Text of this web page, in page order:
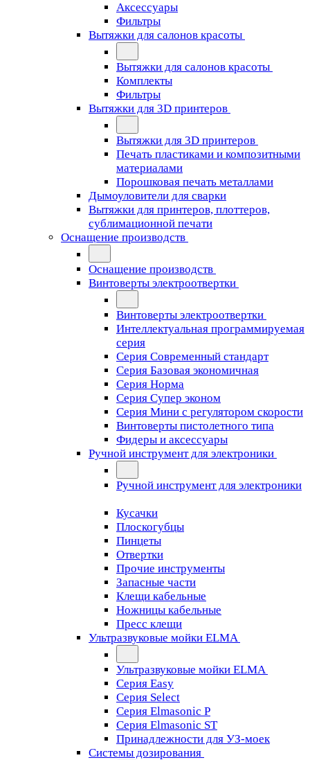
Аксессуары
Фильтры
Вытяжки для салонов красоты
Вытяжки для салонов красоты
Комплекты
Фильтры
Вытяжки для 3D принтеров
Вытяжки для 3D принтеров
Печать пластиками и композитными
материалами
Порошковая печать металлами
Дымоуловители для сварки
Вытяжки для принтеров, плоттеров,
сублимационной печати
Оснащение производств
Оснащение производств
Винтоверты электроотвертки
Винтоверты электроотвертки
Интеллектуальная программируемая
серия
Серия Современный стандарт
Серия Базовая экономичная
Серия Норма
Серия Cупер эконом
Серия Мини с регулятором скорости
Винтоверты пистолетного типа
Фидеры и аксессуары
Ручной инструмент для электроники
Ручной инструмент для электроники
Кусачки
Плоскогубцы
Пинцеты
Отвертки
Прочие инструменты
Запасные части
Клещи кабельные
Ножницы кабельные
Пресс клещи
Ультразвуковые мойки ELMA
Ультразвуковые мойки ELMA
Серия Easy
Серия Select
Серия Elmasonic P
Серия Elmasonic ST
Принадлежности для УЗ-моек
Системы дозирования